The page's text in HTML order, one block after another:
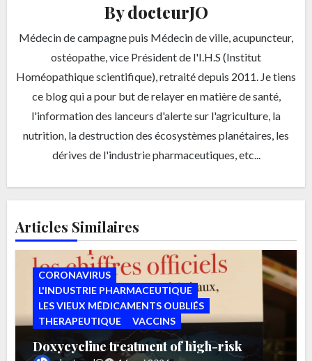
BydocteurJO
Médecin de campagne puis Médecin de ville, acupuncteur,
ostéopathe, vice Président de l'I.H.S (Institut
Homéopathique scientifique), retraité depuis 2011. Je tiens
ce blog qui a pour but de relayer en matière de santé,
l'information des lanceurs d'alerte sur l'agriculture, la
nutrition, la destruction des écosystèmes planétaires, les
dérives de l'industrie pharmaceutiques, etc...
Articles Similaires
CORONAVIRUS
L'INDUSTRIE PHARMACEUTIQUE
LES VIEUX MÉDICAMENTS OUBLIÉS
THERAPEUTIQUE
VACCINS
Doxycycline treatment of high-risk